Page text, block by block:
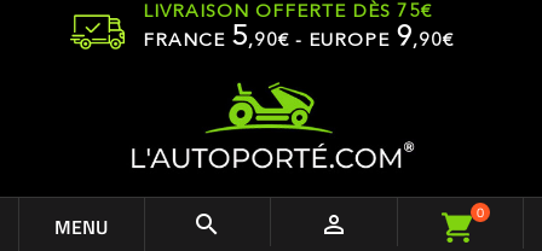
LIVRAISON OFFERTE DÈS 75€
FRANCE 5,90€ - EUROPE 9,90€
MENU   0